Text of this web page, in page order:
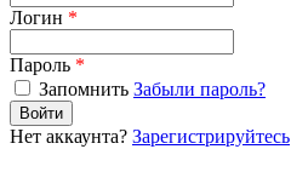
Логин *
Пароль *
Запомнить Забыли пароль?
Войти
Нет аккаунта? Зарегистрируйтесь